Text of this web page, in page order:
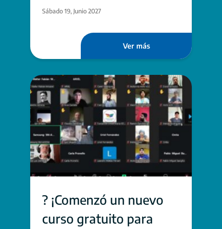
Sábado 19, Junio 2027
Ver más
? ¡Comenzó un nuevo
curso gratuito para